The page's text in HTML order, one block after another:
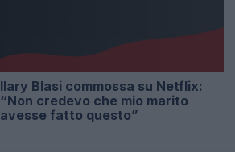
Ilary Blasi commossa su Netflix:
“Non credevo che mio marito
avesse fatto questo”